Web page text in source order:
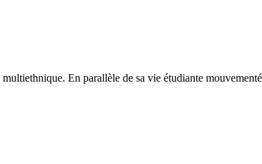
En parallèle de sa vie étudiante